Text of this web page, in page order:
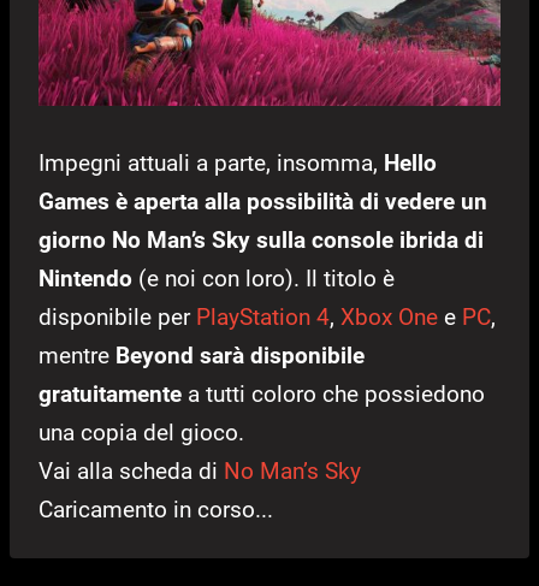
Impegni attuali a parte, insomma, Hello
Games è aperta alla possibilità di vedere un
giorno No Man’s Sky sulla console ibrida di
Nintendo (e noi con loro). Il titolo è
disponibile per PlayStation 4, Xbox One e PC,
mentre Beyond sarà disponibile
gratuitamente a tutti coloro che possiedono
una copia del gioco.
Vai alla scheda di No Man’s Sky
Caricamento in corso...